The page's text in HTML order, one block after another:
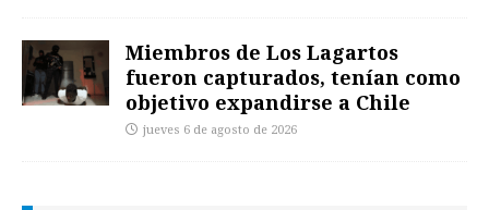
Miembros de Los Lagartos
fueron capturados, tenían como
objetivo expandirse a Chile
jueves 6 de agosto de 2026